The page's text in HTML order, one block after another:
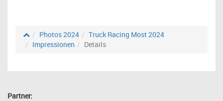
Photos 2024
Truck Racing Most 2024
Impressionen
Details
Partner: